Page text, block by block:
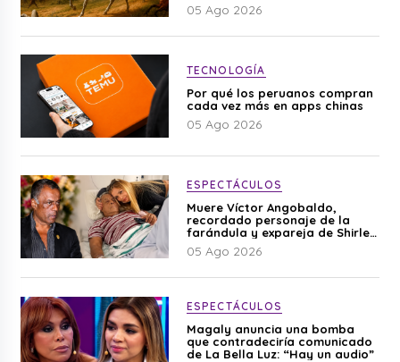
05 Ago 2026
TECNOLOGÍA
Por qué los peruanos compran
cada vez más en apps chinas
05 Ago 2026
ESPECTÁCULOS
Muere Víctor Angobaldo,
recordado personaje de la
farándula y expareja de Shirley
Cherres
05 Ago 2026
ESPECTÁCULOS
Magaly anuncia una bomba
que contradeciría comunicado
de La Bella Luz: “Hay un audio”